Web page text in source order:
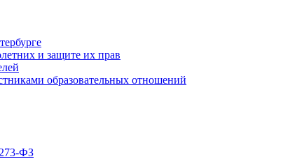
и защите их прав
образовательных отношений
ФЗ